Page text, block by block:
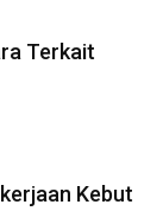
Terkait
Kebut